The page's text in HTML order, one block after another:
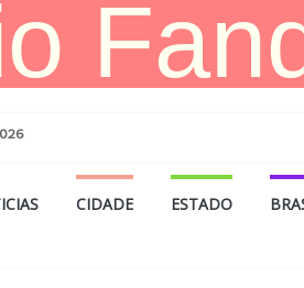
CIDADE ESTADO